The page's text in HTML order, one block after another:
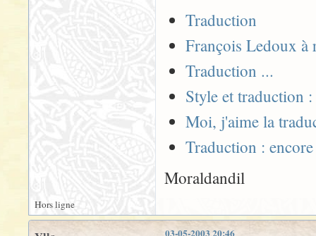
Traduction
François Ledoux à
Traduction ...
Style et traduction
Moi, j'aime la
Traduction :
Moraldandil
Hors ligne
03-05-2003 20:46